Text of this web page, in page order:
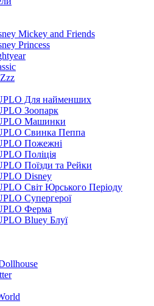
Mickey and Friends
Princess
Для найменших
Зоопарк
Машинки
Свинка Пеппа
Пожежні
Поліція
Поїзди та Рейки
Disney
Світ Юрського Періоду
Супергерої
Ферма
Bluey Блуї